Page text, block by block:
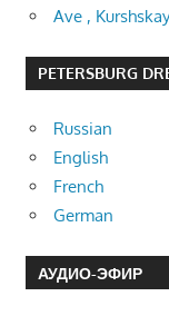
Ave ,
PETERSBURG
Russian
English
French
German
АУДИО-ЭФИР